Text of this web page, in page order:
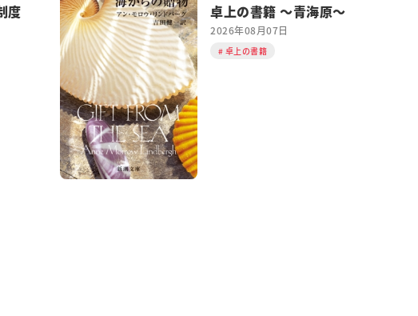
度 卓上の書籍 ～青海原～
2026年08月07日
卓上の書籍